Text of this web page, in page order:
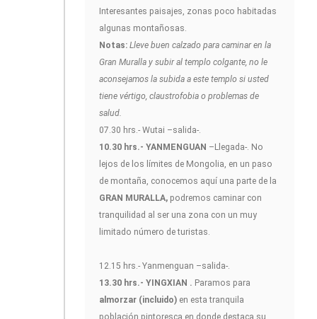
Interesantes paisajes, zonas poco habitadas
algunas montañosas.
Notas: Lleve buen calzado para caminar en la
Gran Muralla y subir al templo colgante, no le
aconsejamos la subida a este templo si usted
tiene vértigo, claustrofobia o problemas de
salud.
07.30 hrs.- Wutai –salida-.
10.30 hrs.- YANMENGUAN –Llegada-. No
lejos de los límites de Mongolia, en un paso
de montaña, conocemos aquí una parte de la
GRAN MURALLA, podremos caminar con
tranquilidad al ser una zona con un muy
limitado número de turistas.
12.15 hrs.- Yanmenguan –salida-.
13.30 hrs.- YINGXIAN . Paramos para
almorzar (incluido) en esta tranquila
población pintoresca en donde destaca su